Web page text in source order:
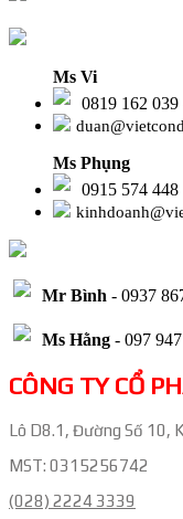
Ms Vi
0819 162
Ms Phụng
0915 574 448
Mr Bình - 0937
Ms Hằng - 097
CÔNG TY CỔ
Lô D8.1, Đường Số 10,
MST: 0315256742
(028) 2224 3339